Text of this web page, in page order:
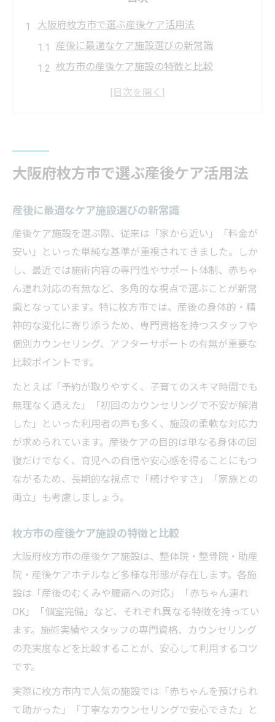
大阪府枚方市で選ぶ産後ケア活用法
産後に最適なケア施設選びの新常識
枚方市の産後ケア施設の特徴と比較
産後サポート施設の選び方と利用のコツ
産後に利用できる枚方市の支援制度
産後向け枚方市支援制度の最新情報
子育て支援制度と産後ケアの関係性を解説
産後ヘルパーなど市のサポート活用術
産後ケア支援策の対象条件と申請の流れ
心身ケアも手厚い枚方市の産後サポート
産後の心身ケアを重視したサポート内容
産後ケアで心も身体もリフレッシュする方
法
産後ケアで安心できる心理的サポート活用
費用を抑えたい人向け産後ケアのコツ
産後ケア費用を抑えるためのポイント
自治体補助金で産後ケア費用を節約する方
法
産後ケア費用比較とお得な利用パターン
産後ケアの実費負担を減らす具体策
産後ケアを受ける最適なタイミングは
産後に最適なケアタイミングの見極め方
産後早期にケアを受けるメリットとは
産後ケア利用のおすすめ時期と理由
申請前に知っておきたいケア利用の流れ
産後ケア申請から利用までのステップ解説
大阪府枚方市で選ぶ産後ケア活用法
産後に最適なケア施設選びの新常識
産後ケア施設を選ぶ際、従来は「家から近い」「料金が
安い」といった単純な基準が重視されてきました。しか
し、最近では施術内容の専門性やサポート体制、赤ちゃ
ん連れ対応の有無など、多角的な視点で選ぶことが新常
識となっています。特に枚方市では、産後の身体的・精
神的な変化に寄り添うため、専門資格を持つスタッフや
個別カウンセリング、アフターサポートの有無が重要な
比較ポイントです。
たとえば「予約が取りやすく、子育てのスキマ時間でも
無理なく通えた」「初回のカウンセリングで不安が解消
した」といった利用者の声も多く、施設の柔軟な対応力
が求められています。産後ケアの目的は単なる身体の回
復だけでなく、育児への自信や安心感を得ることにもつ
ながるため、長期的な視点で「続けやすさ」「家族との
両立」も考慮しましょう。
枚方市の産後ケア施設の特徴と比較
大阪府枚方市の産後ケア施設は、整体院・整骨院・助産
院・産後ケアホテルなど多様な形態が存在します。各施
設は「産後のむくみや腰痛への対応」「赤ちゃん連れ
OK」「個室完備」など、それぞれ異なる特徴を持ってい
ます。施術実績やスタッフの専門資格、カウンセリング
の充実度などを比較することが、安心して利用するコツ
です。
実際に枚方市内で人気の施設では「赤ちゃんを預けられ
て助かった」「丁寧なカウンセリングで安心できた」と